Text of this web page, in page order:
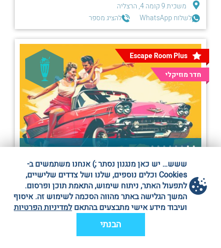
משכית 9 קומה 4, הרצליה
לשלוח WhatsApp
להציג מספר
Escape Room Plus
חדר מוזיקלי
2-8 אנשים
חדר בריחה: גריז |תל אביב|
הנצי״ב 41 תל אביב
להציג מספר
ששש… יש כאן מנגנון נסתר ;) אנחנו משתמשים ב-
Cookies וכלים נוספים, שלנו ושל צדדים שלישיים,
לתפעול האתר, ניתוח שימוש, התאמת תוכן ופרסום.
המשך הגלישה באתר מהווה הסכמה לשימוש זה. איסוף
ועיבוד מידע אישי מתבצעים בהתאםלמדיניות הפרטיות
הבנתי